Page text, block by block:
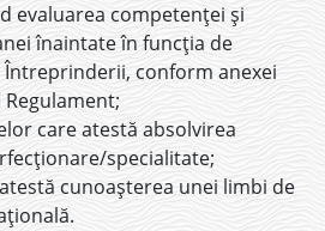
evaluarea competenței și
înaintate în funcția de
conform anexei
care atestă absolvirea
specialitate;
cunoașterea unei limbi de